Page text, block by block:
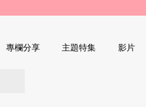
專欄分享 主題特集 影片